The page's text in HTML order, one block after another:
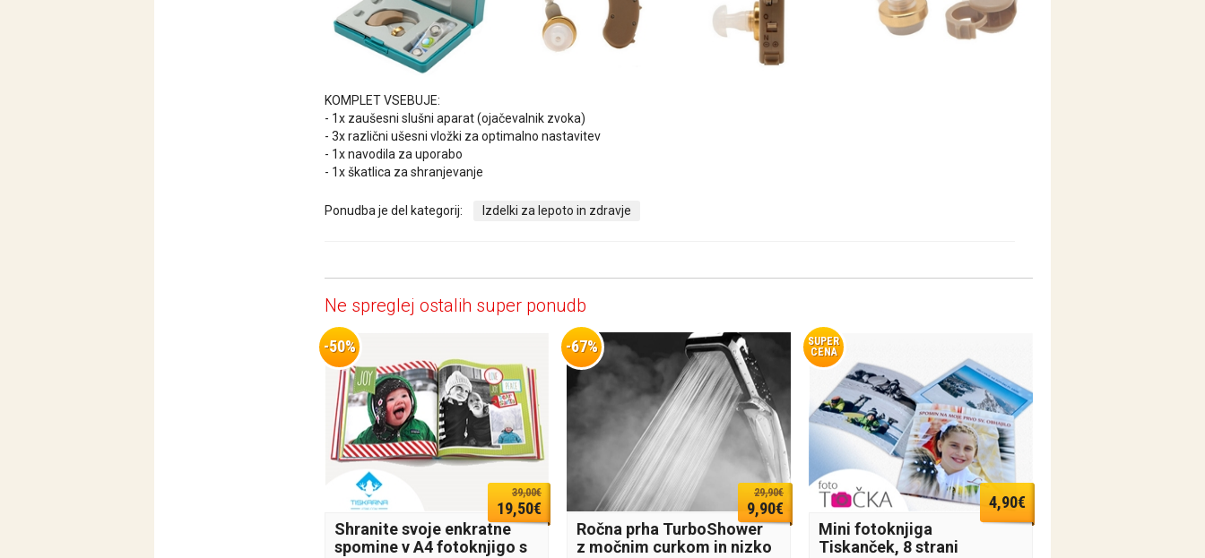
KOMPLET VSEBUJE:
- 1x zaušesni slušni aparat (ojačevalnik zvoka)
- 3x različni ušesni vložki za optimalno nastavitev
- 1x navodila za uporabo
- 1x škatlica za shranjevanje
Ponudba je del kategorij: Izdelki za lepoto in zdravje
Ne spreglej ostalih super ponudb
-50%
39,00€
19,50€
Shranite svoje enkratne
spomine v A4 fotoknjigo s
-67%
29,90€
9,90€
Ročna prha TurboShower
z močnim curkom in nizko
SUPER
CENA
4,90€
Mini fotoknjiga
Tiskanček, 8 strani